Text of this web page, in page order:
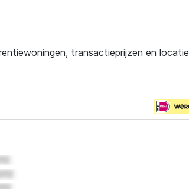
transactieprijzen en locatie